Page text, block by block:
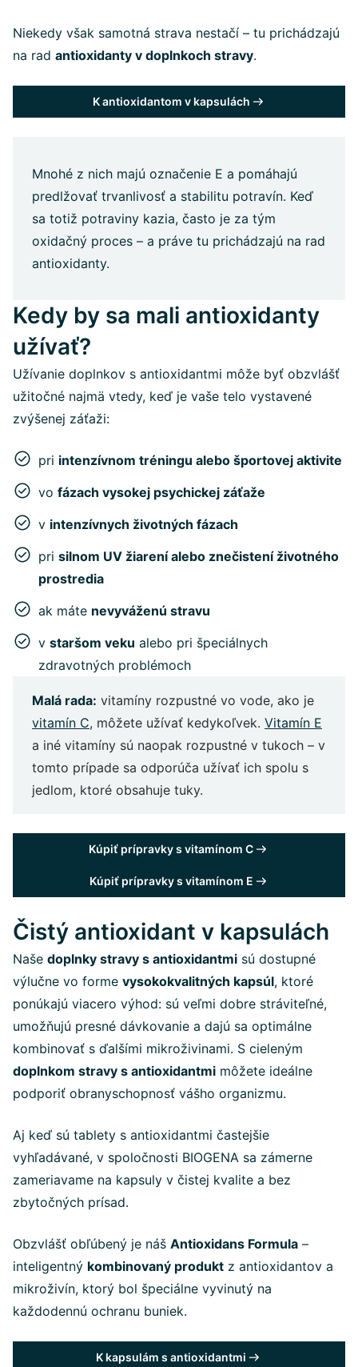
Niekedy však samotná strava nestačí – tu prichádzajú
na rad antioxidanty v doplnkoch stravy.
K antioxidantom v kapsulách
Mnohé z nich majú označenie E a pomáhajú
predlžovať trvanlivosť a stabilitu potravín. Keď
sa totiž potraviny kazia, často je za tým
oxidačný proces – a práve tu prichádzajú na rad
antioxidanty.
Kedy by sa mali antioxidanty
užívať?
Užívanie doplnkov s antioxidantmi môže byť obzvlášť
užitočné najmä vtedy, keď je vaše telo vystavené
zvýšenej záťaži:
pri intenzívnom tréningu alebo športovej aktivite
vo fázach vysokej psychickej záťaže
v intenzívnych životných fázach
pri silnom UV žiarení alebo znečistení životného
prostredia
ak máte nevyváženú stravu
v staršom veku alebo pri špeciálnych
zdravotných problémoch
Malá rada: vitamíny rozpustné vo vode, ako je
vitamín C, môžete užívať kedykoľvek. Vitamín E
a iné vitamíny sú naopak rozpustné v tukoch – v
tomto prípade sa odporúča užívať ich spolu s
jedlom, ktoré obsahuje tuky.
Kúpiť prípravky s vitamínom C
Kúpiť prípravky s vitamínom E
Čistý antioxidant v kapsulách
Naše doplnky stravy s antioxidantmi sú dostupné
výlučne vo forme vysokokvalitných kapsúl, ktoré
ponúkajú viacero výhod: sú veľmi dobre stráviteľné,
umožňujú presné dávkovanie a dajú sa optimálne
kombinovať s ďalšími mikroživinami. S cieleným
doplnkom stravy s antioxidantmi môžete ideálne
podporiť obranyschopnosť vášho organizmu.
Aj keď sú tablety s antioxidantmi častejšie
vyhľadávané, v spoločnosti BIOGENA sa zámerne
zameriavame na kapsuly v čistej kvalite a bez
zbytočných prísad.
Obzvlášť obľúbený je náš Antioxidans Formula –
inteligentný kombinovaný produkt z antioxidantov a
mikroživín, ktorý bol špeciálne vyvinutý na
každodennú ochranu buniek.
K kapsulám s antioxidantmi